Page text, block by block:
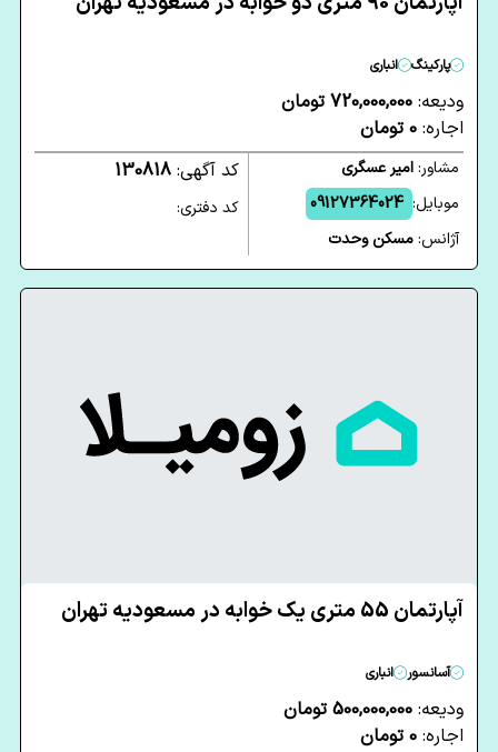
پارکینگ انباری
ودیعه: 720,000,000 تومان
اجاره: 0 تومان
مشاور:امیر عسگری
موبایل: 09127364024
آژانس:مسکن وحدت
کد آگهی: 130818
کد دفتری:
آپارتمان 55 متری یک خوابه در مسعودیه تهران
آسانسور انباری
ودیعه: 500,000,000 تومان
اجاره: 0 تومان